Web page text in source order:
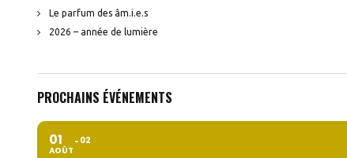
Le parfum des âm.i.e.s
2026 – année de lumière
PROCHAINS ÉVÉNEMENTS
01
AOÛT
02